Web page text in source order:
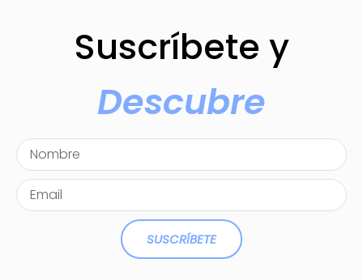
Suscríbete y
Descubre
SUSCRÍBETE